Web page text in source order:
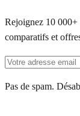
Rejoignez 10 000+
comparatifs et
Pas de spam.